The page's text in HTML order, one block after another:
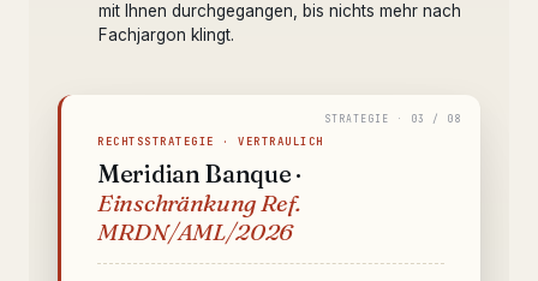
mit Ihnen durchgegangen, bis nichts mehr nach
Fachjargon klingt.
RECHTSSTRATEGIE · VERTRAULICH
Meridian Banque ·
Einschränkung Ref.
MRDN/AML/2026